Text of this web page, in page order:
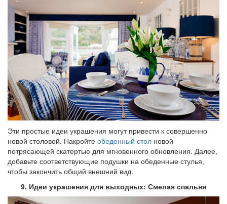
Эти простые идеи украшения могут привести к совершенно
новой столовой. Накройте обеденный стол новой
потрясающей скатертью для мгновенного обновления. Далее,
добавьте соответствующие подушки на обеденные стулья,
чтобы закончить общий внешний вид.
9. Идеи украшения для выходных: Смелая спальня